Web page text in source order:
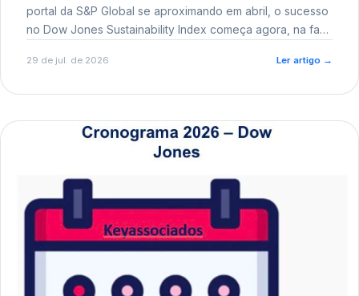
portal da S&P Global se aproximando em abril, o sucesso
no Dow Jones Sustainability Index começa agora, na fase
29 de jul. de 2026 Ler artigo →